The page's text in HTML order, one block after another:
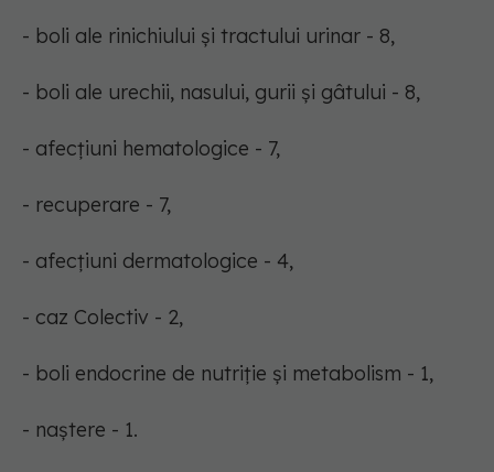
- boli ale rinichiului şi tractului urinar - 8,
- boli ale urechii, nasului, gurii şi gâtului - 8,
- afecţiuni hematologice - 7,
- recuperare - 7,
- afecţiuni dermatologice - 4,
- caz Colectiv - 2,
- boli endocrine de nutriţie şi metabolism - 1,
- naştere - 1.